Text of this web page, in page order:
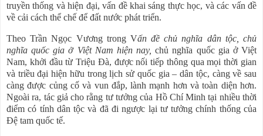
truyền thống và hiện đại, vấn đề khai sáng thực học, và các vấn đề
về cải cách thể chế để đất nước phát triển.
Theo Trần Ngọc Vương trong Vấn đề chủ nghĩa dân tộc, chủ
nghĩa quốc gia ở Việt Nam hiện nay,chủ nghĩa quốc gia ở Việt
Nam, khởi đầu từ Triệu Đà, được nối tiếp thông qua mọi thời gian
và triều đại hiện hữu trong lịch sử quốc gia – dân tộc, càng về sau
càng được củng cố và vun đắp, lành mạnh hơn và toàn diện hơn.
Ngoài ra, tác giả cho rằng tư tưởng của Hồ Chí Minh tại nhiều thời
điểm có tính dân tộc và đã đi ngược lại tư tưởng chính thống của
Đệ tam quốc tế.